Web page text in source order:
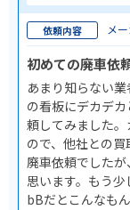
依頼内容 メ
初めての廃車依
あまり知らない
の看板にデカデ
頼してみました
ので、他社との
廃車依頼でした
思います。もう少
bBだとこんなもん